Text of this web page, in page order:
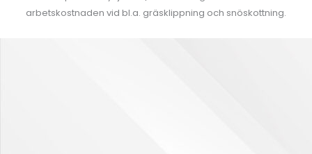
arbetskostnaden vid bl.a. gräsklippning och snöskottning.